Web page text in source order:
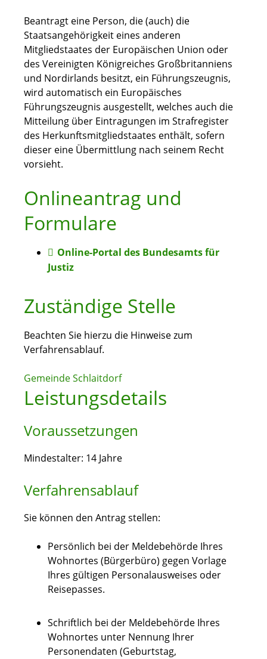
Beantragt eine Person, die (auch) die
Staatsangehörigkeit eines anderen
Mitgliedstaates der Europäischen Union oder
des Vereinigten Königreiches Großbritanniens
und Nordirlands besitzt, ein Führungszeugnis,
wird automatisch ein Europäisches
Führungszeugnis ausgestellt, welches auch die
Mitteilung über Eintragungen im Strafregister
des Herkunftsmitgliedstaates enthält, sofern
dieser eine Übermittlung nach seinem Recht
vorsieht.
Onlineantrag und
Formulare
Online-Portal des Bundesamts für
Justiz
Zuständige Stelle
Beachten Sie hierzu die Hinweise zum
Verfahrensablauf.
Gemeinde Schlaitdorf
Leistungsdetails
Voraussetzungen
Mindestalter: 14 Jahre
Verfahrensablauf
Sie können den Antrag stellen:
Persönlich bei der Meldebehörde Ihres
Wohnortes (Bürgerbüro) gegen Vorlage
Ihres gültigen Personalausweises oder
Reisepasses.
Schriftlich bei der Meldebehörde Ihres
Wohnortes unter Nennung Ihrer
Personendaten (Geburtstag,